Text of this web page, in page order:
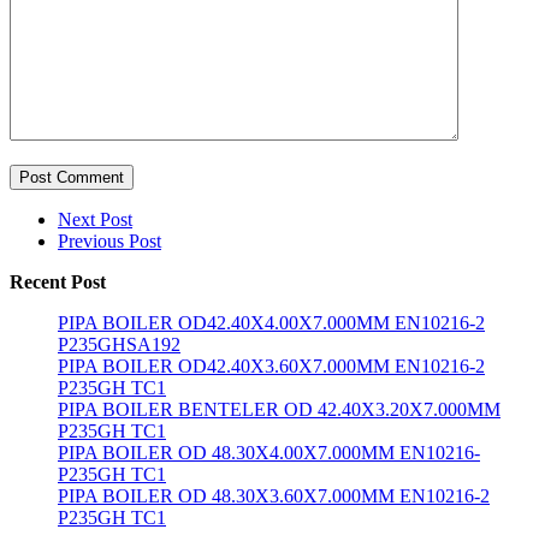
Post Comment
Next Post
Previous Post
Recent Post
PIPA BOILER OD42.40X4.00X7.000MM EN10216-2
P235GHSA192
PIPA BOILER OD42.40X3.60X7.000MM EN10216-2
P235GH TC1
PIPA BOILER BENTELER OD 42.40X3.20X7.000MM
P235GH TC1
PIPA BOILER OD 48.30X4.00X7.000MM EN10216-
P235GH TC1
PIPA BOILER OD 48.30X3.60X7.000MM EN10216-2
P235GH TC1